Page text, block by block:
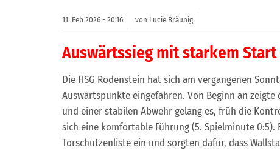
11. Feb 2026 - 20:16 von Lucie Bräunig
Auswärtssieg mit starkem
Die HSG Rodenstein hat sich am vergangenen
Auswärtspunkte eingefahren. Von Beginn an
und einer stabilen Abwehr gelang es, früh die
sich eine komfortable Führung (5. Spielminute
Torschützenliste ein und sorgten dafür, dass